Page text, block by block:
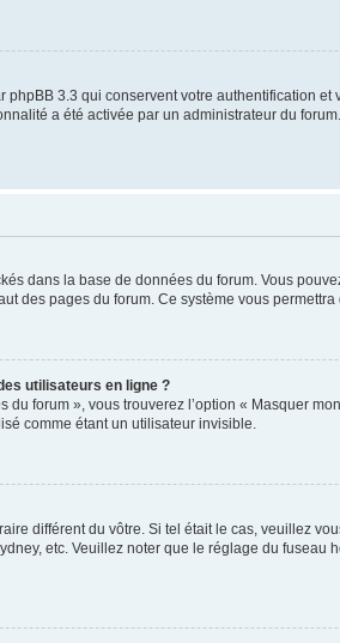
3.3 qui conservent votre authentification
a été activée par un administrateur du
dans la base de données du forum. Vous
des pages du forum. Ce système vous
utilisateurs en ligne ?
forum », vous trouverez l’option « Masquer
comme étant un utilisateur invisible.
différent du vôtre. Si tel était le cas, veuillez
etc. Veuillez noter que le réglage du fuseau